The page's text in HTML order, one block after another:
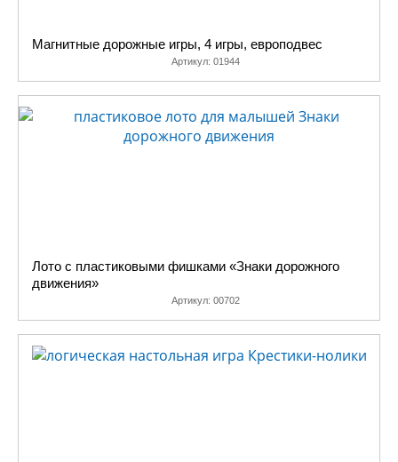
Магнитные дорожные игры, 4 игры, европодвес
Артикул: 01944
Лото с пластиковыми фишками «Знаки дорожного
движения»
Артикул: 00702